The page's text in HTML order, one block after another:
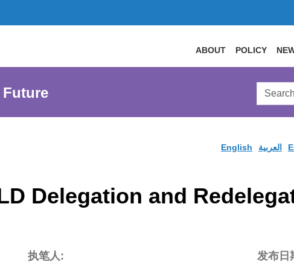
ABOUT POLICY
Future
Search
AtLarge
English العربية
Delegation and
执笔人: 发布日